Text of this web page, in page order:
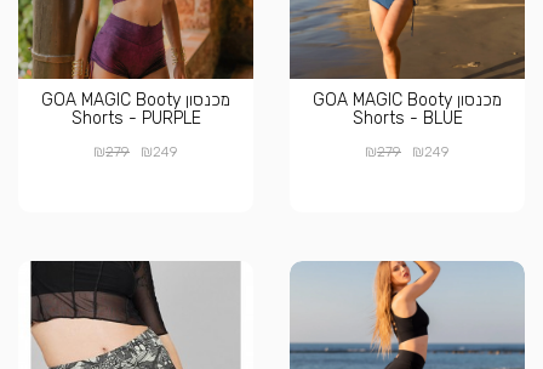
מכנסון GOA MAGIC Booty
Shorts - BLUE
₪249
₪279
מכנסון GOA MAGIC Booty
Shorts - PURPLE
₪249
₪279